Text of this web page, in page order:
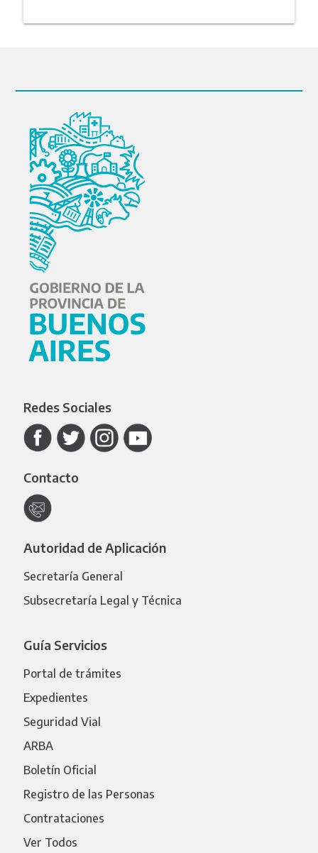
Redes Sociales
Contacto
Autoridad de Aplicación
Secretaría General
Subsecretaría Legal y Técnica
Guía Servicios
Portal de trámites
Expedientes
Seguridad Vial
ARBA
Boletín Oficial
Registro de las Personas
Contrataciones
Ver Todos